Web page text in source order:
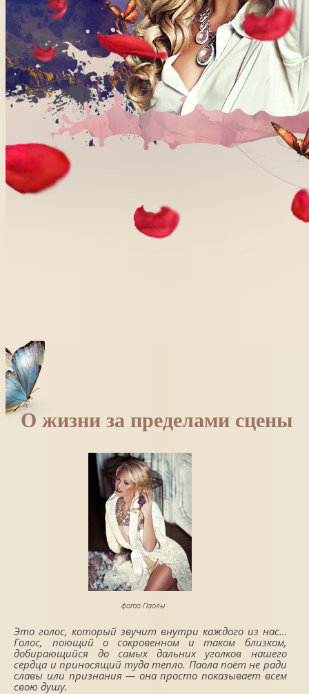
О жизни за пределами сцены
фото Паолы
Это голос, который звучит внутри каждого из нас…
Голос, поющий о сокровенном и таком близком,
добирающийся до самых дальних уголков нашего
сердца и приносящий туда тепло. Паола поёт не ради
славы или признания — она просто показывает всем
свою душу.